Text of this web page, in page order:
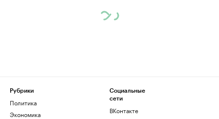
Рубрики
Политика
Экономика
Социальные
сети
ВКонтакте